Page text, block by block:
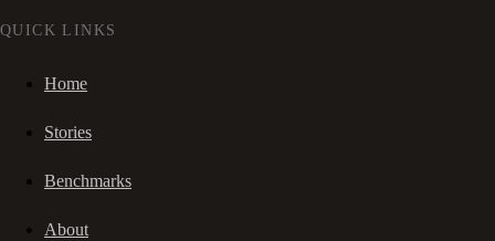
QUICK LINKS
Home
Stories
Benchmarks
About